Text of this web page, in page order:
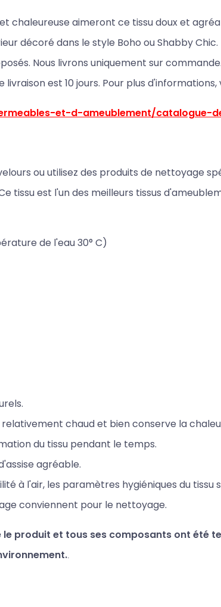
chaleureuse aimeront ce tissu doux et
décoré dans le style Boho ou Shabby Chic.
Nous livrons uniquement sur
est 10 jours. Pour plus d'informations,
et-d-ameublement/catalogue-
ou utilisez des produits de nettoyage
tissu est l'un des meilleurs tissus
de l'eau 30° C)
relativement chaud et bienconserve la
du tissu pendant le temps.
agréable.
à l'air, les paramètres hygiéniques du tissu
conviennent pour le nettoyage.
le produit et tous ses composants ont été
.